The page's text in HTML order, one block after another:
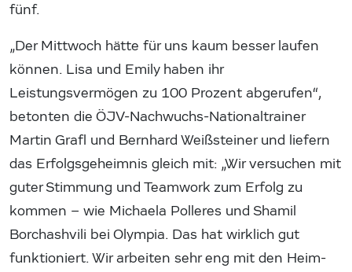
fünf.
„Der Mittwoch hätte für uns kaum besser laufen
können. Lisa und Emily haben ihr
Leistungsvermögen zu 100 Prozent abgerufen“,
betonten die ÖJV-Nachwuchs-Nationaltrainer
Martin Grafl und Bernhard Weißsteiner und liefern
das Erfolgsgeheimnis gleich mit: „Wir versuchen mit
guter Stimmung und Teamwork zum Erfolg zu
kommen – wie Michaela Polleres und Shamil
Borchashvili bei Olympia. Das hat wirklich gut
funktioniert. Wir arbeiten sehr eng mit den Heim-